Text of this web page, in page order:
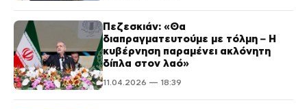
Πεζεσκιάν: «Θα
διαπραγματευτούμε με τόλμη – Η
κυβέρνηση παραμένει ακλόνητη
δίπλα στον λαό»
11.04.2026 — 18:39